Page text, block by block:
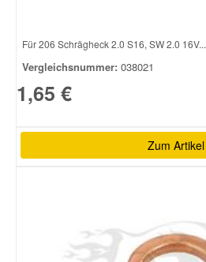
Für 206 Schrägheck 2.0 S16, SW 2.0 16V...
Vergleichsnummer: 038021
1,65 €
Zum Artikel
Suzuki Ersatzteile